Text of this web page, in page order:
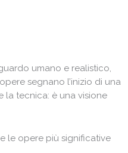
umano e realistico,
segnano l’inizio di una
la tecnica: è una visione
le opere più significative